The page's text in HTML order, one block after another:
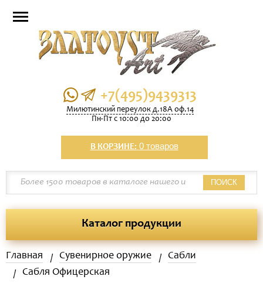
+7(495)9439313
Милютинский переулок д.18А оф.14
Пн-Пт с 10:00 до 20:00
В КОРЗИНЕ: 0 товаров
ПОИСК
Каталог продукции
Главная Сувенирное оружие
Сабли
Сабля Офицерская